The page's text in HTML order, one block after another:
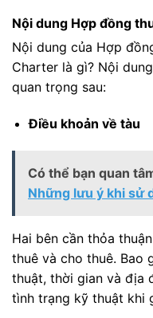
Nội dung Hợp đồng
Nội dung của Hợp
Charter là gì? Nội
quan trọng sau:
Điều khoản về tàu
Có thể bạn quan
Những lưu ý khi sử
Hai bên cần thỏa
thuê và cho thuê. Bao
thuật, thời gian và địa
tình trạng kỹ thuật khi